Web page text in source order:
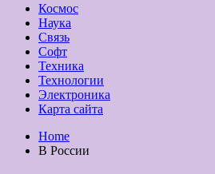
Космос
Наука
Связь
Софт
Техника
Технологии
Электроника
Карта сайта
Home
В России